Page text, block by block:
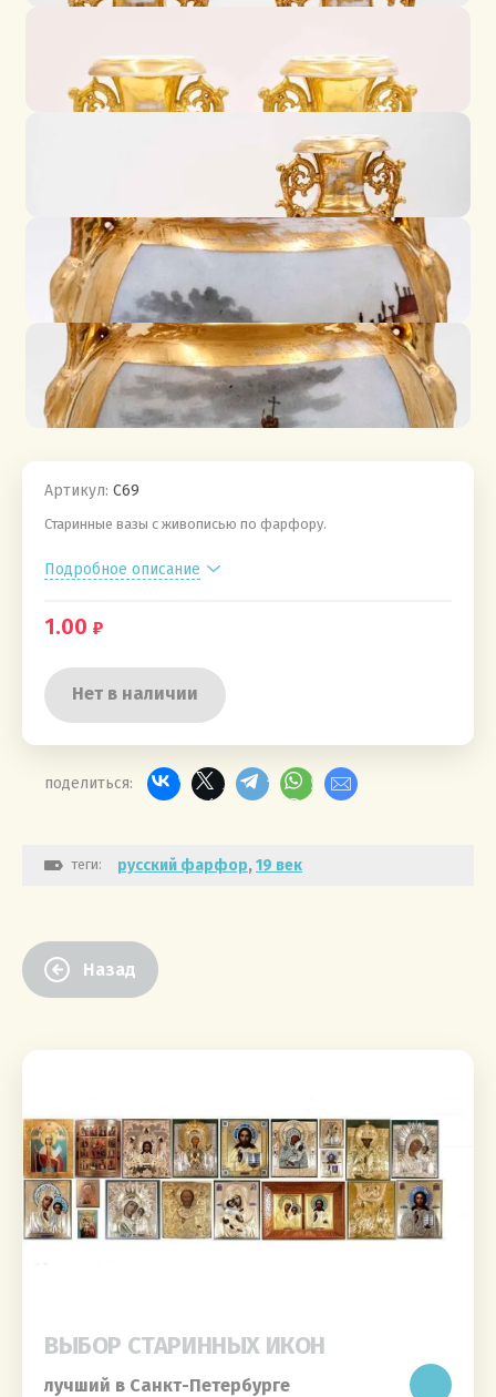
Артикул: С69
Старинные вазы с живописью по фарфору.
Подробное описание
1.00
Нет в наличии
поделиться:
теги: русский фарфор,19 век
Назад
ВЫБОР СТАРИННЫХ ИКОН
лучший в Санкт-Петербурге